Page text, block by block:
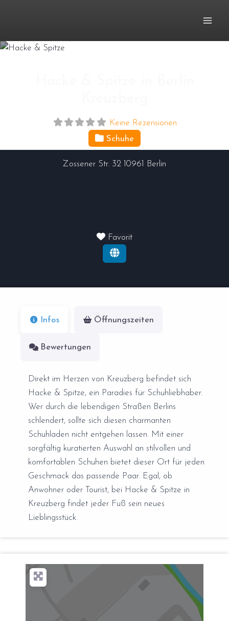
Keine Rezensionen
Schuhe
Zossener Str. 32 10961 Berlin
Favorit
Infos Öffnungszeiten
Bewertungen
Direkt im Herzen von Kreuzberg befindet sich
Hacke & Spitze, ein Paradies für Schuhliebhaber.
Wer durch die lebendigen Straßen Berlins
schlendert, sollte sich diesen charmanten
Schuhladen nicht entgehen lassen. Mit einer
sorgfältig kuratierten Auswahl an stilvollen und
komfortablen Schuhen bietet dieser Ort für jeden
Geschmack das passende Paar. Egal, ob
Anwohner oder Tourist, bei Hacke & Spitze in
Kreuzberg findet jeder Fuß sein neues
Lieblingsstück.